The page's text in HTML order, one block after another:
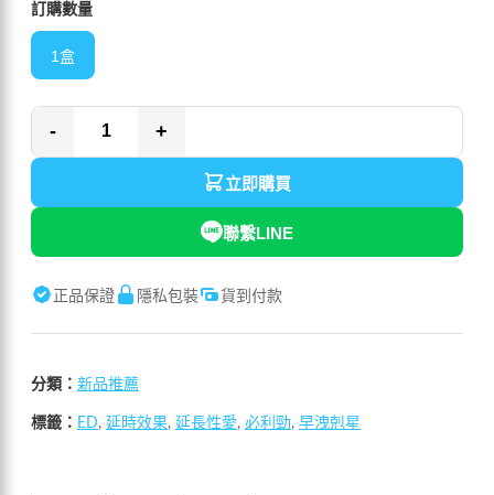
訂購數量
1盒
- +
立即購買
聯繫LINE
正品保證 隱私包裝 貨到付款
分類： 新品推薦
標籤： ED, 延時效果, 延長性愛, 必利勁, 早洩剋星